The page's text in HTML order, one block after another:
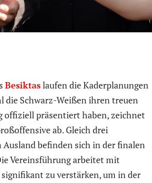
Besiktaslaufen die Kaderplanungen
die Schwarz-Weißen ihren treuen
offiziell präsentiert haben, zeichnet
ab. Gleich drei
befinden sich in der finalen
Vereinsführung arbeitet mit
zu verstärken, um in der